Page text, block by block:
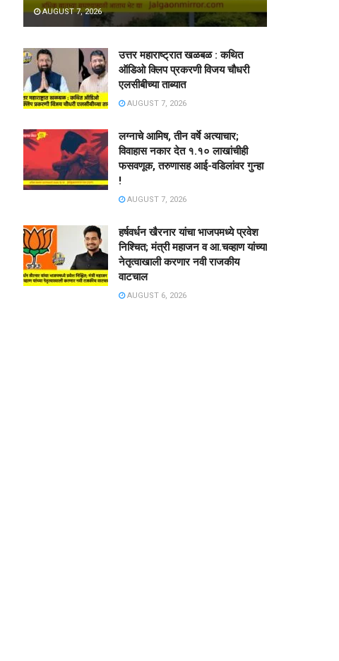
AUGUST 7, 2026
उत्तर महाराष्ट्रात खळबळ : कथित
ऑडिओ क्लिप प्रकरणी विजय चौधरी
एलसीबीच्या ताब्यात
AUGUST 7, 2026
लग्नाचे आमिष, तीन वर्षे अत्याचार;
विवाहास नकार देत १.१० लाखांचीही
फसवणूक, तरुणासह आई-वडिलांवर गुन्हा
!
AUGUST 7, 2026
हर्षवर्धन खैरनार यांचा भाजपमध्ये प्रवेश
निश्चित; मंत्री महाजन व आ.चव्हाण यांच्या
नेतृत्वाखाली करणार नवी राजकीय
वाटचाल
AUGUST 6, 2026